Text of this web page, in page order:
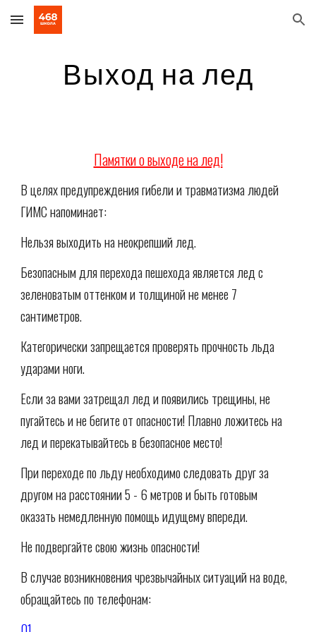
Skip to main content Skip to navigation
Выход на лед
Памятки о выходе на лед!
В целях предупреждения гибели и травматизма людей
ГИМС напоминает:
Нельзя выходить на неокрепший лед.
Безопасным для перехода пешехода является лед с
зеленоватым оттенком и толщиной не менее 7
сантиметров.
Категорически запрещается проверять прочность льда
ударами ноги.
Если за вами затрещал лед и появились трещины, не
пугайтесь и не бегите от опасности! Плавно ложитесь на
лед и перекатывайтесь в безопасное место!
При переходе по льду необходимо следовать друг за
другом на расстоянии 5 - 6 метров и быть готовым
оказать немедленную помощь идущему впереди.
Не подвергайте свою жизнь опасности!
В случае возникновения чрезвычайных ситуаций на воде,
обращайтесь по телефонам: